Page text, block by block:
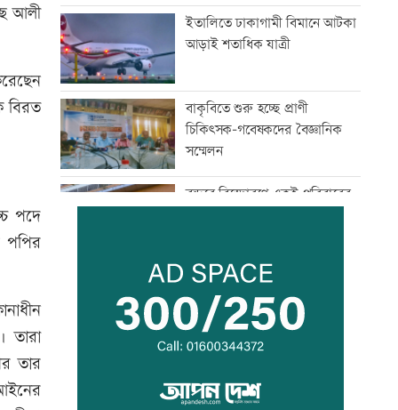
আলী
বিরত
পদে
পপির
তারা
তার
ইতালিতে ঢাকাগামী বিমানে আটকা
আড়াই শতাধিক যাত্রী
বাকৃবিতে শুরু হচ্ছে প্রাণী
চিকিৎসক-গবেষকদের বৈজ্ঞানিক
সম্মেলন
বন্দরে বিস্ফোরণে একই পরিবারের
পাঁচ আর্থিক প্রতিষ্ঠান বন্ধের
অনুমোদন, রোববার প্রশাসক
নিয়োগ
স্বাভাবিক